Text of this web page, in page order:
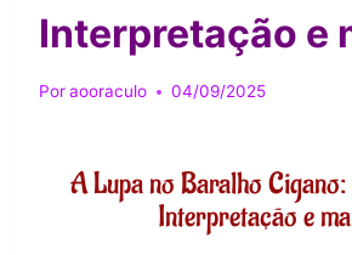
Interpretação e
Poraooraculo 04/09/2025
A Lupa no Baralho
Interpretação e